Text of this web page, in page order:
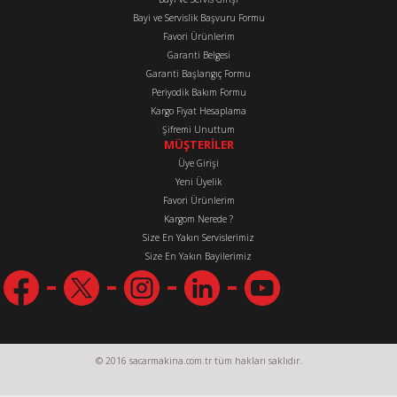
Gönder
Bayi ve Servislik Başvuru Formu
Favori Ürünlerim
Garanti Belgesi
Garanti Başlangıç Formu
Periyodik Bakım Formu
Kargo Fiyat Hesaplama
Şifremi Unuttum
MÜŞTERİLER
Üye Girişi
Yeni Üyelik
Favori Ürünlerim
Kargom Nerede ?
Size En Yakın Servislerimiz
Size En Yakın Bayilerimiz
© 2016 sacarmakina.com.tr tüm hakları saklıdır.